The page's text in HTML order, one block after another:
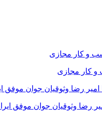
و کار مجازی
رضا وثوقیان جوان موفق